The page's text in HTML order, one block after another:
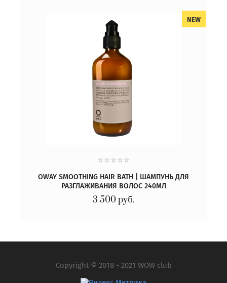
NEW
OWAY SMOOTHING HAIR BATH | ШАМПУНЬ ДЛЯ
РАЗГЛАЖИВАНИЯ ВОЛОС 240МЛ
3 500руб.
Copyright © 2018 - 2021 WOW club